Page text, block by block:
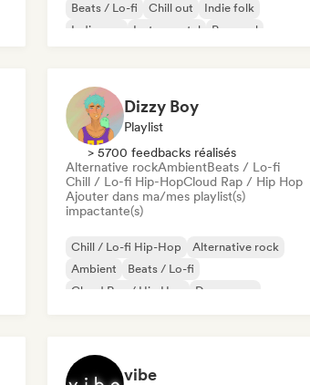
Beats / Lo-fi
Chill out
Indie folk
Indie pop
Instrumental Pop soul
Dizzy Boy
Playlist
> 5700 feedbacks réalisés
Alternative rockAmbientBeats / Lo-fi
Chill / Lo-fi Hip-HopCloud Rap / Hip Hop
Ajouter dans ma/mes playlist(s)
impactante(s)
Chill / Lo-fi Hip-Hop
Alternative rock
Ambient
Beats / Lo-fi
Cloud Rap / Hip Hop
Dream pop
vibe